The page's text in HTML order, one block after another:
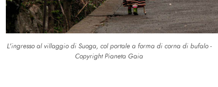
L'ingresso al villaggio di Suoga, col portale a forma di corna di bufalo -
Copyright Pianeta Gaia